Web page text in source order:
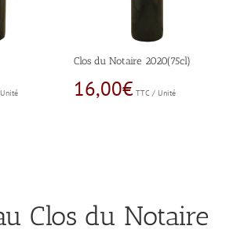
Clos du Notaire 2020(75cl)
16,00€ TTC / Unité
Clos du Notaire